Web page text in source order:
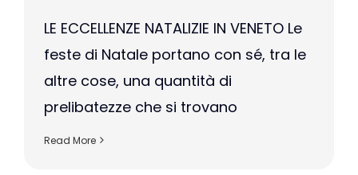
LE ECCELLENZE NATALIZIE IN VENETO Le
feste di Natale portano con sé, tra le
altre cose, una quantità di
prelibatezze che si trovano
Read More